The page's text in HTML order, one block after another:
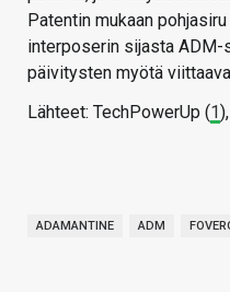
Patentin mukaan
interposerin sijasta ADM-
päivitysten myötä
Lähteet: TechPowerUp (1
ADAMANTINE ADM